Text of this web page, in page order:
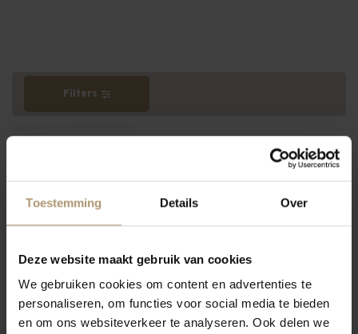
Toestemming Details Over
Deze website maakt gebruik van cookies
We gebruiken cookies om content en advertenties te
personaliseren, om functies voor social media te bieden
en om ons websiteverkeer te analyseren. Ook delen we
Filters